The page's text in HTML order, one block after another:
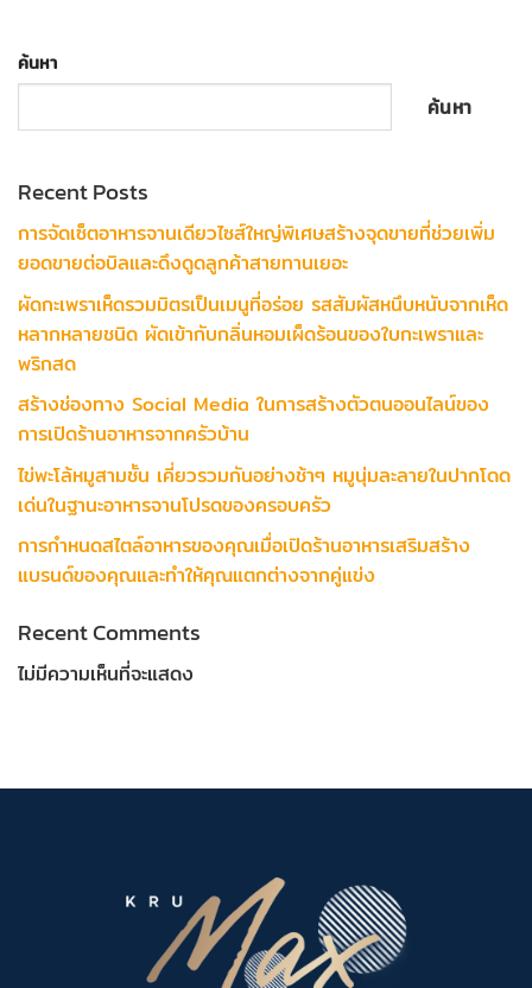
ค้นหา
ค้นหา
Recent Posts
การจัดเซ็ตอาหารจานเดียวไซส์ใหญ่พิเศษสร้างจุดขายที่ช่วยเพิ่ม
ยอดขายต่อบิลและดึงดูดลูกค้าสายทานเยอะ
ผัดกะเพราเห็ดรวมมิตรเป็นเมนูที่อร่อย รสสัมผัสหนึบหนับจากเห็ด
หลากหลายชนิด ผัดเข้ากับกลิ่นหอมเผ็ดร้อนของใบกะเพราและ
พริกสด
สร้างช่องทาง Social Media ในการสร้างตัวตนออนไลน์ของ
การเปิดร้านอาหารจากครัวบ้าน
ไข่พะโล้หมูสามชั้น เคี่ยวรวมกันอย่างช้าๆ หมูนุ่มละลายในปากโดด
เด่นในฐานะอาหารจานโปรดของครอบครัว
การกำหนดสไตล์อาหารของคุณเมื่อเปิดร้านอาหารเสริมสร้าง
แบรนด์ของคุณและทำให้คุณแตกต่างจากคู่แข่ง
Recent Comments
ไม่มีความเห็นที่จะแสดง